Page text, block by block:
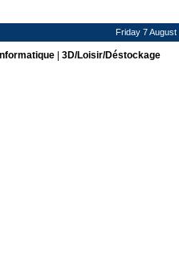
Friday 7
| 3D/Loisir/Déstockage